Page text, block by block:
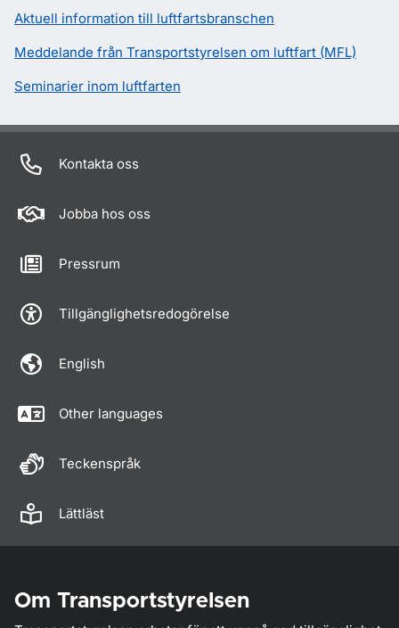
Aktuell information till luftfartsbranschen
Meddelande från Transportstyrelsen om luftfart (MFL)
Seminarier inom luftfarten
Kontakta oss
Jobba hos oss
Pressrum
Tillgänglighetsredogörelse
English
Other languages
Teckenspråk
Lättläst
Om Transportstyrelsen